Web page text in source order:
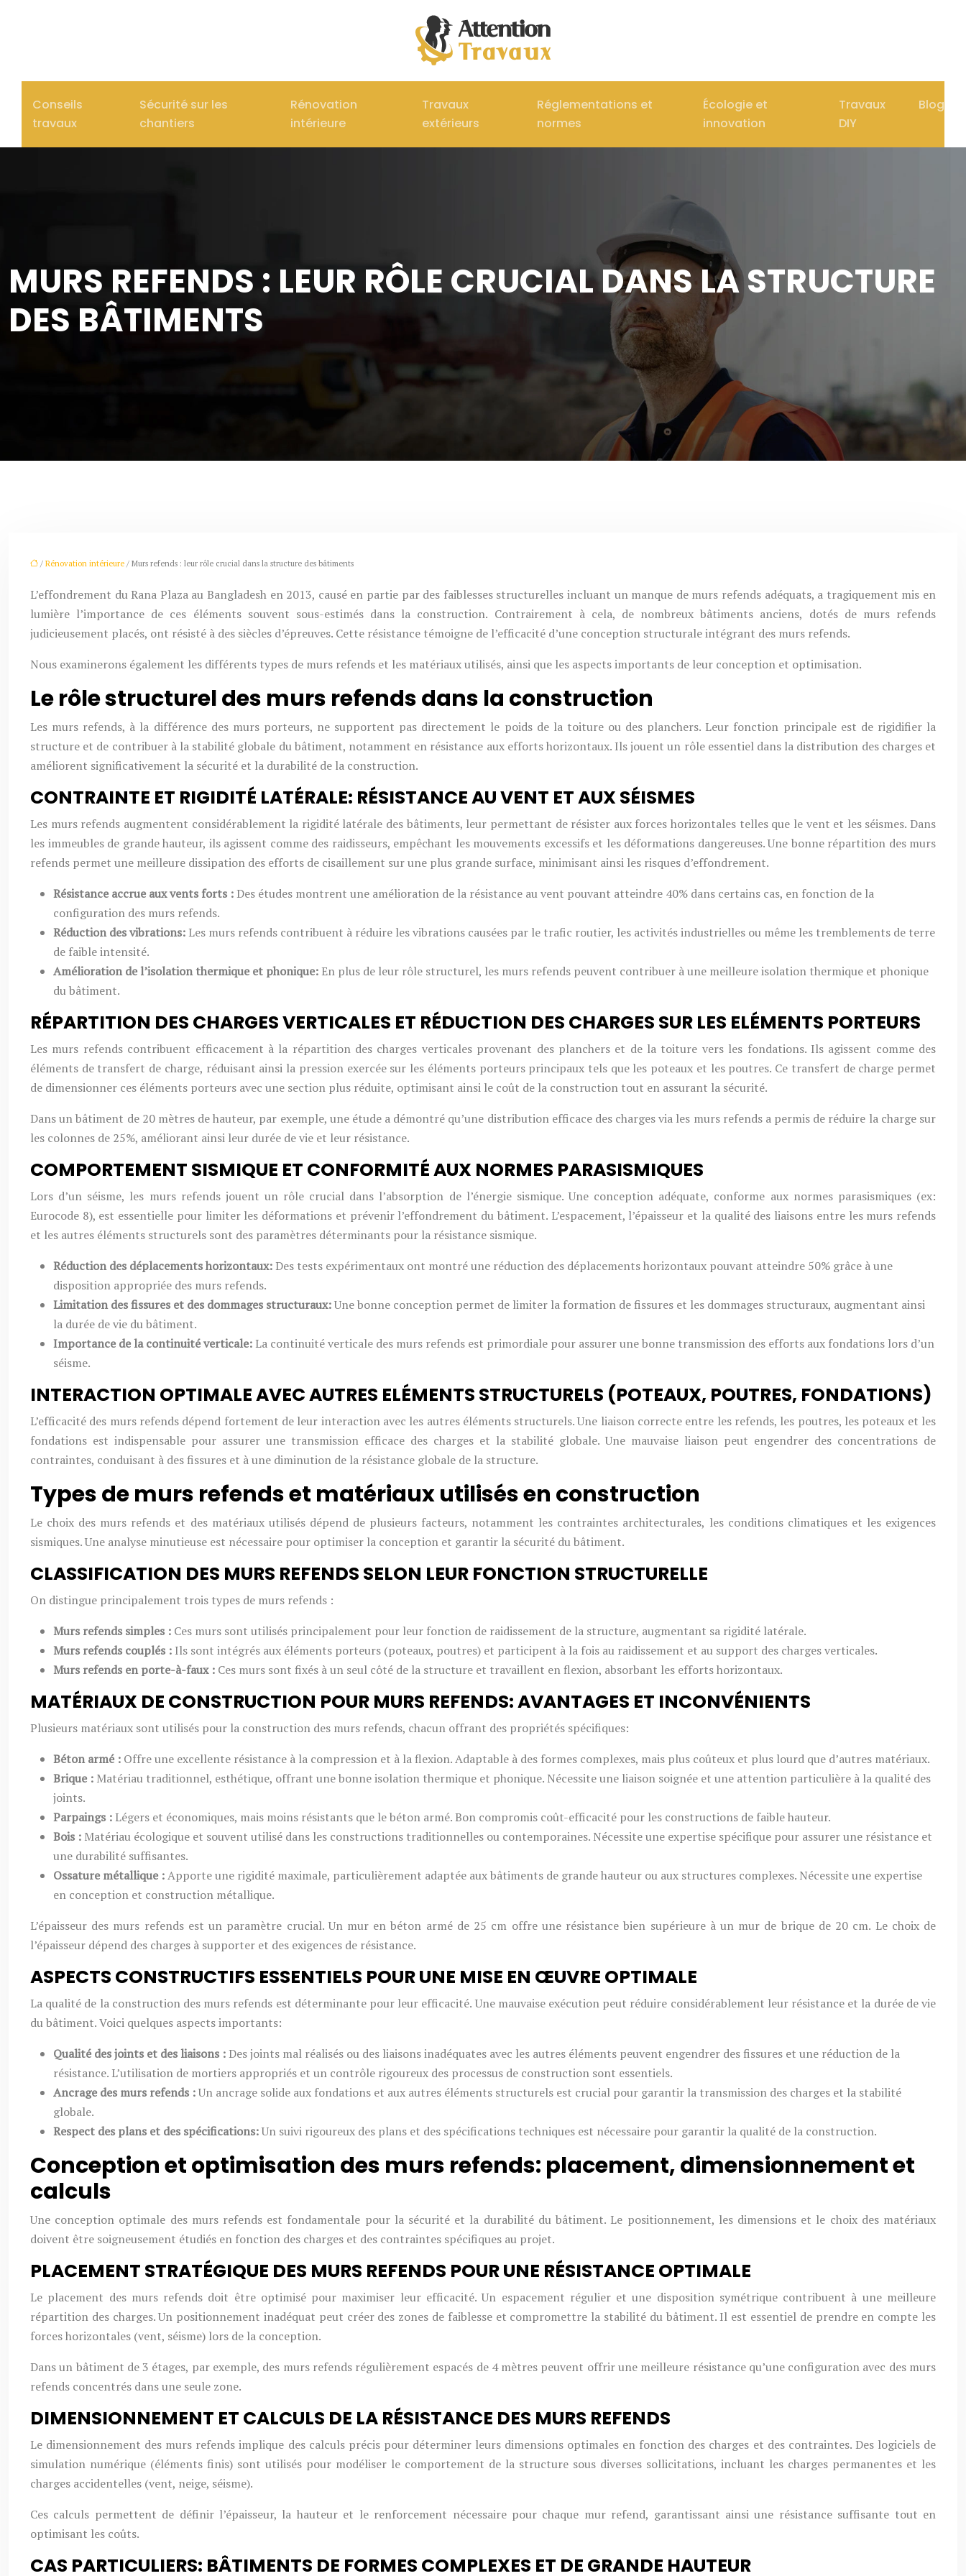
Conseils
travaux
Sécurité sur les
chantiers
Rénovation
intérieure
Travaux
extérieurs
Réglementations et
normes
Écologie et
innovation
Travaux
DIY
Blog
MURS REFENDS : LEUR RÔLE CRUCIAL DANS LA STRUCTURE
DES BÂTIMENTS
/ Rénovation intérieure / Murs refends : leur rôle crucial dans la structure des bâtiments
L’effondrement du Rana Plaza au Bangladesh en 2013, causé en partie par des faiblesses structurelles incluant un manque de murs refends adéquats, a tragiquement mis en
lumière l’importance de ces éléments souvent sous-estimés dans la construction. Contrairement à cela, de nombreux bâtiments anciens, dotés de murs refends
judicieusement placés, ont résisté à des siècles d’épreuves. Cette résistance témoigne de l’efficacité d’une conception structurale intégrant des murs refends.
Nous examinerons également les différents types de murs refends et les matériaux utilisés, ainsi que les aspects importants de leur conception et optimisation.
Le rôle structurel des murs refends dans la construction
Les murs refends, à la différence des murs porteurs, ne supportent pas directement le poids de la toiture ou des planchers. Leur fonction principale est de rigidifier la
structure et de contribuer à la stabilité globale du bâtiment, notamment en résistance aux efforts horizontaux. Ils jouent un rôle essentiel dans la distribution des charges et
améliorent significativement la sécurité et la durabilité de la construction.
CONTRAINTE ET RIGIDITÉ LATÉRALE: RÉSISTANCE AU VENT ET AUX SÉISMES
Les murs refends augmentent considérablement la rigidité latérale des bâtiments, leur permettant de résister aux forces horizontales telles que le vent et les séismes. Dans
les immeubles de grande hauteur, ils agissent comme des raidisseurs, empêchant les mouvements excessifs et les déformations dangereuses. Une bonne répartition des murs
refends permet une meilleure dissipation des efforts de cisaillement sur une plus grande surface, minimisant ainsi les risques d’effondrement.
Résistance accrue aux vents forts : Des études montrent une amélioration de la résistance au vent pouvant atteindre 40% dans certains cas, en fonction de la
configuration des murs refends.
Réduction des vibrations: Les murs refends contribuent à réduire les vibrations causées par le trafic routier, les activités industrielles ou même les tremblements de terre
de faible intensité.
Amélioration de l’isolation thermique et phonique: En plus de leur rôle structurel, les murs refends peuvent contribuer à une meilleure isolation thermique et phonique
du bâtiment.
RÉPARTITION DES CHARGES VERTICALES ET RÉDUCTION DES CHARGES SUR LES ELÉMENTS PORTEURS
Les murs refends contribuent efficacement à la répartition des charges verticales provenant des planchers et de la toiture vers les fondations. Ils agissent comme des
éléments de transfert de charge, réduisant ainsi la pression exercée sur les éléments porteurs principaux tels que les poteaux et les poutres. Ce transfert de charge permet
de dimensionner ces éléments porteurs avec une section plus réduite, optimisant ainsi le coût de la construction tout en assurant la sécurité.
Dans un bâtiment de 20 mètres de hauteur, par exemple, une étude a démontré qu’une distribution efficace des charges via les murs refends a permis de réduire la charge sur
les colonnes de 25%, améliorant ainsi leur durée de vie et leur résistance.
COMPORTEMENT SISMIQUE ET CONFORMITÉ AUX NORMES PARASISMIQUES
Lors d’un séisme, les murs refends jouent un rôle crucial dans l’absorption de l’énergie sismique. Une conception adéquate, conforme aux normes parasismiques (ex:
Eurocode 8), est essentielle pour limiter les déformations et prévenir l’effondrement du bâtiment. L’espacement, l’épaisseur et la qualité des liaisons entre les murs refends
et les autres éléments structurels sont des paramètres déterminants pour la résistance sismique.
Réduction des déplacements horizontaux: Des tests expérimentaux ont montré une réduction des déplacements horizontaux pouvant atteindre 50% grâce à une
disposition appropriée des murs refends.
Limitation des fissures et des dommages structuraux:Une bonne conception permet de limiter la formation de fissures et les dommages structuraux, augmentant ainsi
la durée de vie du bâtiment.
Importance de la continuité verticale: La continuité verticale des murs refends est primordiale pour assurer une bonne transmission des efforts aux fondations lors d’un
séisme.
INTERACTION OPTIMALE AVEC AUTRES ELÉMENTS STRUCTURELS (POTEAUX, POUTRES, FONDATIONS)
L’efficacité des murs refends dépend fortement de leur interaction avec les autres éléments structurels. Une liaison correcte entre les refends, les poutres, les poteaux et les
fondations est indispensable pour assurer une transmission efficace des charges et la stabilité globale. Une mauvaise liaison peut engendrer des concentrations de
contraintes, conduisant à des fissures et à une diminution de la résistance globale de la structure.
Types de murs refends et matériaux utilisés en construction
Le choix des murs refends et des matériaux utilisés dépend de plusieurs facteurs, notamment les contraintes architecturales, les conditions climatiques et les exigences
sismiques. Une analyse minutieuse est nécessaire pour optimiser la conception et garantir la sécurité du bâtiment.
CLASSIFICATION DES MURS REFENDS SELON LEUR FONCTION STRUCTURELLE
On distingue principalement trois types de murs refends :
Murs refends simples : Ces murs sont utilisés principalement pour leur fonction de raidissement de la structure, augmentant sa rigidité latérale.
Murs refends couplés : Ils sont intégrés aux éléments porteurs (poteaux, poutres) et participent à la fois au raidissement et au support des charges verticales.
Murs refends en porte-à-faux : Ces murs sont fixés à un seul côté de la structure et travaillent en flexion, absorbant les efforts horizontaux.
MATÉRIAUX DE CONSTRUCTION POUR MURS REFENDS: AVANTAGES ET INCONVÉNIENTS
Plusieurs matériaux sont utilisés pour la construction des murs refends, chacun offrant des propriétés spécifiques:
Béton armé : Offre une excellente résistance à la compression et à la flexion. Adaptable à des formes complexes, mais plus coûteux et plus lourd que d’autres matériaux.
Brique : Matériau traditionnel, esthétique, offrant une bonne isolation thermique et phonique. Nécessite une liaison soignée et une attention particulière à la qualité des
joints.
Parpaings : Légers et économiques, mais moins résistants que le béton armé. Bon compromis coût-efficacité pour les constructions de faible hauteur.
Bois : Matériau écologique et souvent utilisé dans les constructions traditionnelles ou contemporaines. Nécessite une expertise spécifique pour assurer une résistance et
une durabilité suffisantes.
Ossature métallique :Apporte une rigidité maximale, particulièrement adaptée aux bâtiments de grande hauteur ou aux structures complexes. Nécessite une expertise
en conception et construction métallique.
L’épaisseur des murs refends est un paramètre crucial. Un mur en béton armé de 25 cm offre une résistance bien supérieure à un mur de brique de 20 cm. Le choix de
l’épaisseur dépend des charges à supporter et des exigences de résistance.
ASPECTS CONSTRUCTIFS ESSENTIELS POUR UNE MISE EN ŒUVRE OPTIMALE
La qualité de la construction des murs refends est déterminante pour leur efficacité. Une mauvaise exécution peut réduire considérablement leur résistance et la durée de vie
du bâtiment. Voici quelques aspects importants:
Qualité des joints et des liaisons : Des joints mal réalisés ou des liaisons inadéquates avec les autres éléments peuvent engendrer des fissures et une réduction de la
résistance. L’utilisation de mortiers appropriés et un contrôle rigoureux des processus de construction sont essentiels.
Ancrage des murs refends :Un ancrage solide aux fondations et aux autres éléments structurels est crucial pour garantir la transmission des charges et la stabilité
globale.
Respect des plans et des spécifications:Un suivi rigoureux des plans et des spécifications techniques est nécessaire pour garantir la qualité de la construction.
Conception et optimisation des murs refends: placement, dimensionnement et
calculs
Une conception optimale des murs refends est fondamentale pour la sécurité et la durabilité du bâtiment. Le positionnement, les dimensions et le choix des matériaux
doivent être soigneusement étudiés en fonction des charges et des contraintes spécifiques au projet.
PLACEMENT STRATÉGIQUE DES MURS REFENDS POUR UNE RÉSISTANCE OPTIMALE
Le placement des murs refends doit être optimisé pour maximiser leur efficacité. Un espacement régulier et une disposition symétrique contribuent à une meilleure
répartition des charges. Un positionnement inadéquat peut créer des zones de faiblesse et compromettre la stabilité du bâtiment. Il est essentiel de prendre en compte les
forces horizontales (vent, séisme) lors de la conception.
Dans un bâtiment de 3 étages, par exemple, des murs refends régulièrement espacés de 4 mètres peuvent offrir une meilleure résistance qu’une configuration avec des murs
refends concentrés dans une seule zone.
DIMENSIONNEMENT ET CALCULS DE LA RÉSISTANCE DES MURS REFENDS
Le dimensionnement des murs refends implique des calculs précis pour déterminer leurs dimensions optimales en fonction des charges et des contraintes. Des logiciels de
simulation numérique (éléments finis) sont utilisés pour modéliser le comportement de la structure sous diverses sollicitations, incluant les charges permanentes et les
charges accidentelles (vent, neige, séisme).
Ces calculs permettent de définir l’épaisseur, la hauteur et le renforcement nécessaire pour chaque mur refend, garantissant ainsi une résistance suffisante tout en
optimisant les coûts.
CAS PARTICULIERS: BÂTIMENTS DE FORMES COMPLEXES ET DE GRANDE HAUTEUR